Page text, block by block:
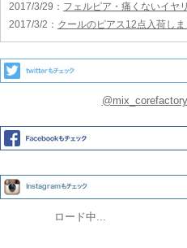
2017/3/29 ： フェルピア・痛くないイヤ
2017/3/2 ： クールのピアス12点入荷しま
ロード中...